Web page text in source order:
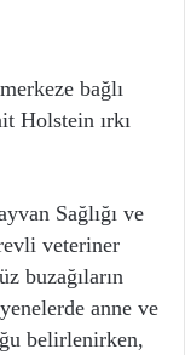
bağlı
Holstein ırkı
Sağlığı ve
veteriner
buzağıların
anne ve
belirlenirken,